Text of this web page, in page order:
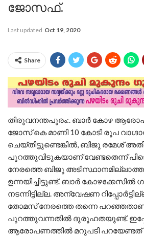
ജോസഫ്.
Last updated Oct 19, 2020
Share
തിരുവനന്തപുരം:. ബാർ കോഴ
ജോസ് കെ മാണി 10 കോടി രൂപ
ചെയ്തിട്ടുണ്ടെങ്കിൽ, ബിജു രമേശ്
പുറത്തുവിടുകയാണ് വേണ്ടതെന്ന്
നേരത്തെ ബിജു
ഉന്നയിച്ചിട്ടുണ്ട്. ബാർ
നടന്നിട്ടില്ല. അന്വേഷണ
തോമസ് നേരത്തെ തന്നെ പറഞ്ഞതാണ്.
പുറത്തുവന്നതിൽ ദുരൂഹതയുണ്ട്.
ആരോപണത്തിൽ മറുപടി